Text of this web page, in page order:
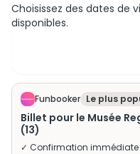
Choisissez des dates de
disponibles.
Funbooker Le plus
Billet pour le Musée
(13)
✓ Confirmation immédiate